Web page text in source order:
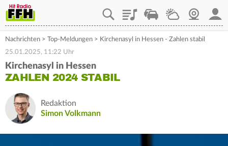
PlaylistStaupilotWetterWebcam
Nachrichten > Top-Meldungen > Kirchenasyl in Hessen - Zahlen stabil
25.01.2025, 11:22 Uhr
Kirchenasyl in Hessen
ZAHLEN 2024 STABIL
Redaktion
Simon Volkmann